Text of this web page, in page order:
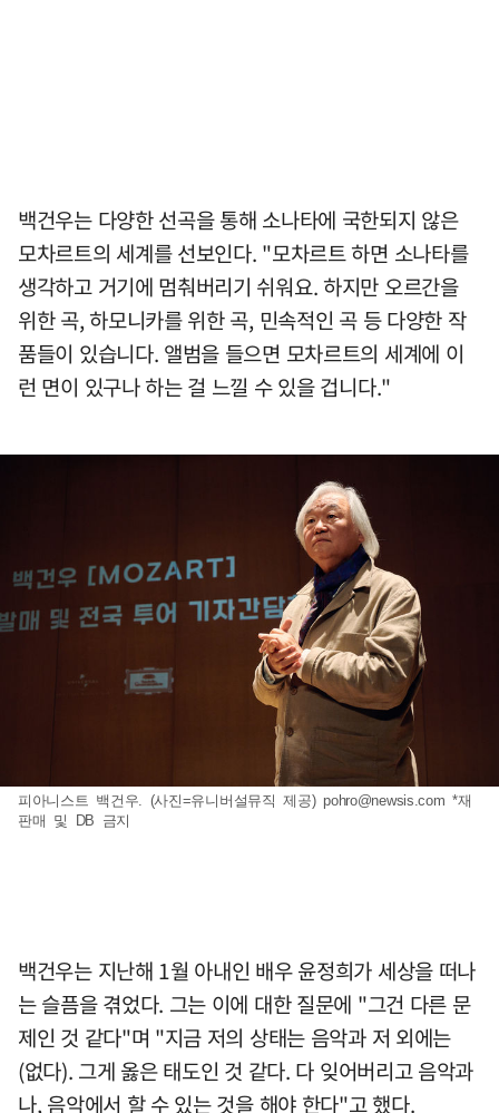
백건우는 다양한 선곡을 통해 소나타에 국한되지 않은
모차르트의 세계를 선보인다. "모차르트 하면 소나타를
생각하고 거기에 멈춰버리기 쉬워요. 하지만 오르간을
위한 곡, 하모니카를 위한 곡, 민속적인 곡 등 다양한 작
품들이 있습니다. 앨범을 들으면 모차르트의 세계에 이
런 면이 있구나 하는 걸 느낄 수 있을 겁니다."
피아니스트 백건우. (사진=유니버설뮤직 제공)pohro@newsis.com *재
판매 및 DB 금지
백건우는 지난해 1월 아내인 배우 윤정희가 세상을 떠나
는 슬픔을 겪었다. 그는 이에 대한 질문에 "그건 다른 문
제인 것 같다"며 "지금 저의 상태는 음악과 저 외에는
(없다). 그게 옳은 태도인 것 같다. 다 잊어버리고 음악과
나, 음악에서 할 수 있는 것을 해야 한다"고 했다.